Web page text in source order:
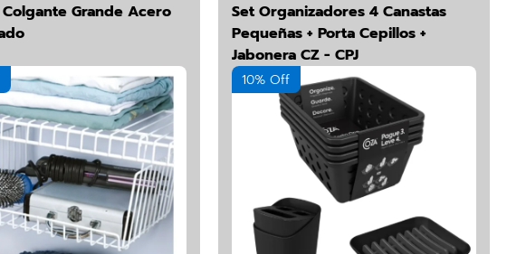
Colgante Grande Acero
Set Organizadores 4 Canastas
Pequeñas + Porta Cepillos +
Jabonera CZ - CPJ
10% Off